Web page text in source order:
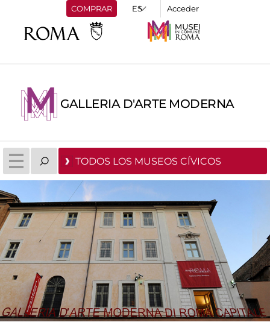
COMPRAR Acceder
GALLERIA D'ARTE MODERNA
TODOS LOS MUSEOS CÍVICOS